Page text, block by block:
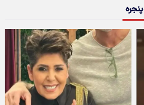
پنجره